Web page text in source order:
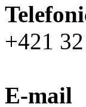
+421
E-mail